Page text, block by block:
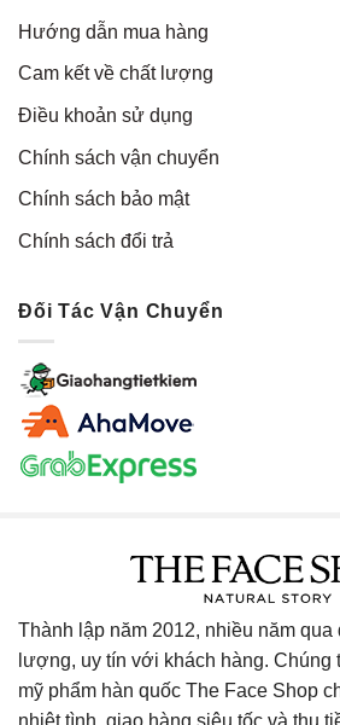
Hướng dẫn mua hàng
Cam kết về chất lượng
Điều khoản sử dụng
Chính sách vận chuyển
Chính sách bảo mật
Chính sách đổi trả
Đối Tác Vận Chuyển
Thành lập năm 2012, nhiều năm qua
lượng, uy tín với khách hàng. Chúng
mỹ phẩm hàn quốc The Face Shop
nhiệt tình, giao hàng siêu tốc và thu